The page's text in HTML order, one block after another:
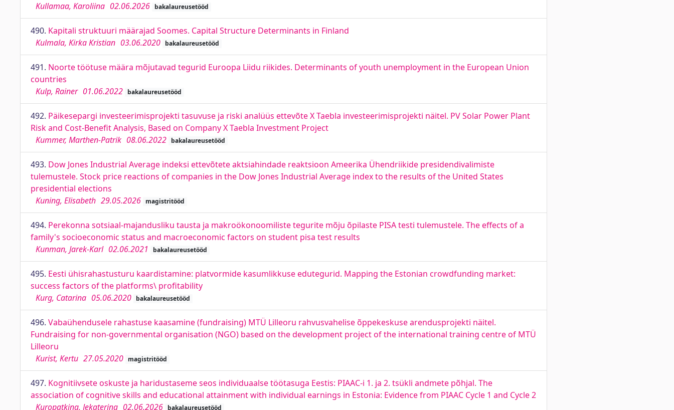
Kullamaa, Karoliina 02.06.2026 bakalaureusetööd
490. Kapitali struktuuri määrajad Soomes. Capital Structure Determinants in Finland
Kulmala, Kirka Kristian 03.06.2020 bakalaureusetööd
491. Noorte töötuse määra mõjutavad tegurid Euroopa Liidu riikides. Determinants of youth unemployment in the European Union
countries
Kulp, Rainer 01.06.2022 bakalaureusetööd
492. Päikesepargi investeerimisprojekti tasuvuse ja riski analüüs ettevõte X Taebla investeerimisprojekti näitel. PV Solar Power Plant
Risk and Cost-Benefit Analysis, Based on Company X Taebla Investment Project
Kummer, Marthen-Patrik 08.06.2022 bakalaureusetööd
493. Dow Jones Industrial Average indeksi ettevõtete aktsiahindade reaktsioon Ameerika Ühendriikide presidendivalimiste
tulemustele. Stock price reactions of companies in the Dow Jones Industrial Average index to the results of the United States
presidential elections
Kuning, Elisabeth 29.05.2026 magistritööd
494. Perekonna sotsiaal-majandusliku tausta ja makroökonoomiliste tegurite mõju õpilaste PISA testi tulemustele. The effects of a
family's socioeconomic status and macroeconomic factors on student pisa test results
Kunman, Jarek-Karl 02.06.2021 bakalaureusetööd
495. Eesti ühisrahastusturu kaardistamine: platvormide kasumlikkuse edutegurid. Mapping the Estonian crowdfunding market:
success factors of the platforms\ profitability
Kurg, Catarina 05.06.2020 bakalaureusetööd
496. Vabaühendusele rahastuse kaasamine (fundraising) MTÜ Lilleoru rahvusvahelise õppekeskuse arendusprojekti näitel.
Fundraising for non-governmental organisation (NGO) based on the development project of the international training centre of MTÜ
Lilleoru
Kurist, Kertu 27.05.2020 magistritööd
497. Kognitiivsete oskuste ja haridustaseme seos individuaalse töötasuga Eestis: PIAAC-i 1. ja 2. tsükli andmete põhjal. The
association of cognitive skills and educational attainment with individual earnings in Estonia: Evidence from PIAAC Cycle 1 and Cycle 2
Kuropatkina, Jekaterina 02.06.2026 bakalaureusetööd